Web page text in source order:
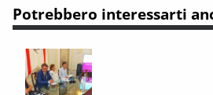
Potrebbero interessarti